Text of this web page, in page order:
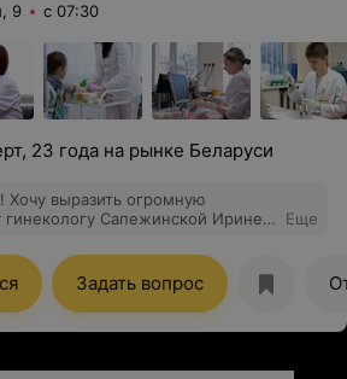
9 с 07:30
23 года на рынке Беларуси
Хочу выразить огромную
гинекологу Сапежинской Ирине
специалист, профессионал
Спасибо за Вашу
и профессионализм.
Еще
Задать вопрос